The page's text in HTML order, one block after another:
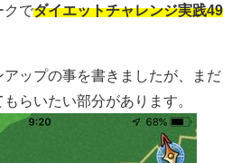
クでダイエットチャレンジ実践49
ップの事を書きましたが、まだ
らいたい部分があります。